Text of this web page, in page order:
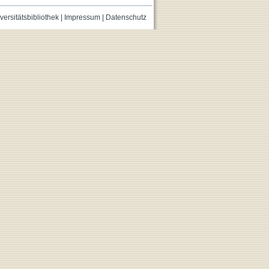
| Impressum| Datenschutz